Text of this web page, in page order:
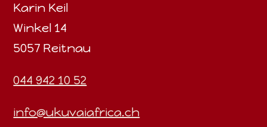
Karin Keil
Winkel 14
5057 Reitnau
044 942 10 52
info@ukuvaiafrica.ch